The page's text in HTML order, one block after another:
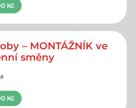
Kč
– MONTÁŽNÍK ve
směny
Kč